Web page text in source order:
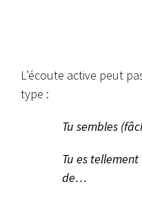
L’écoute active peut
type :
Tu sembles
Tu es
de…